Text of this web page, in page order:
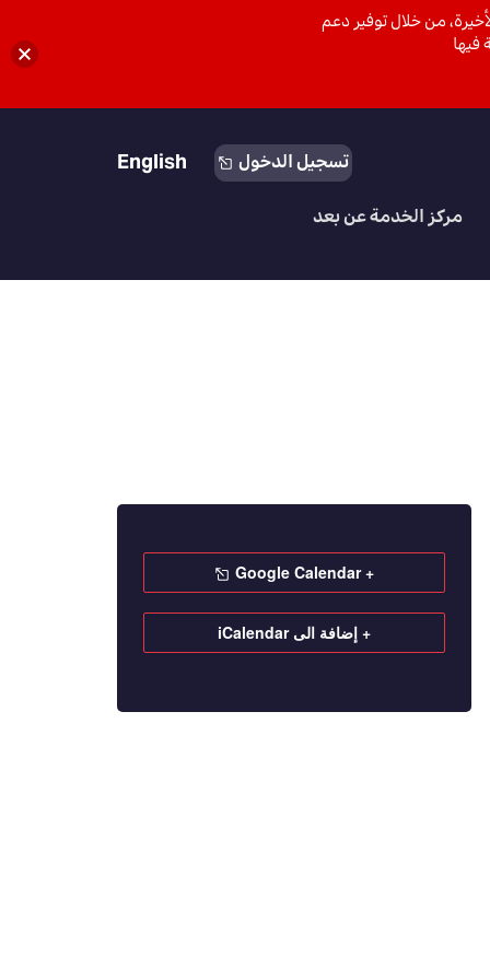
تسجيل الدخول English
مركز الخدمة عن بعد
+ Google Calendar
+ إضافة الى iCalendar
من خلال توفير دعم